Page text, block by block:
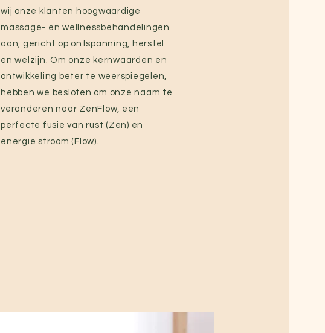
wij onze klanten hoogwaardige
massage- en wellnessbehandelingen
aan, gericht op ontspanning, herstel
en welzijn. Om onze kernwaarden en
ontwikkeling beter te weerspiegelen,
hebben we besloten om onze naam te
veranderen naar ZenFlow, een
perfecte fusie van rust (Zen) en
energie stroom (Flow).